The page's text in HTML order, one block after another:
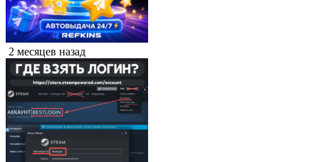
2 месяцев назад